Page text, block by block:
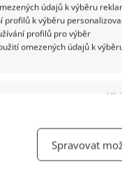
údajů k výběru
profilů k výběru
profilů pro výběr
omezených údajů k
informací.
Spravovat